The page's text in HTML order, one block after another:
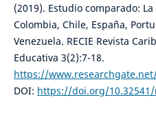
(2019). Estudio comparado:
Colombia, Chile, España,
Venezuela. RECIE Revista
Educativa 3(2):7-18.
https://www.researchgate.net/
DOI: https://doi.org/10.32541/